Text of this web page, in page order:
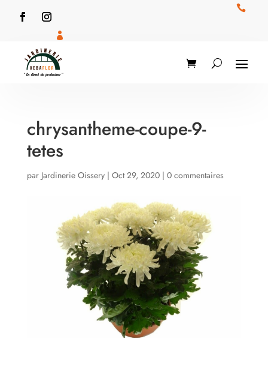


chrysantheme-coupe-9-
tetes
par Jardinerie Oissery| Oct 29, 2020| 0 commentaires